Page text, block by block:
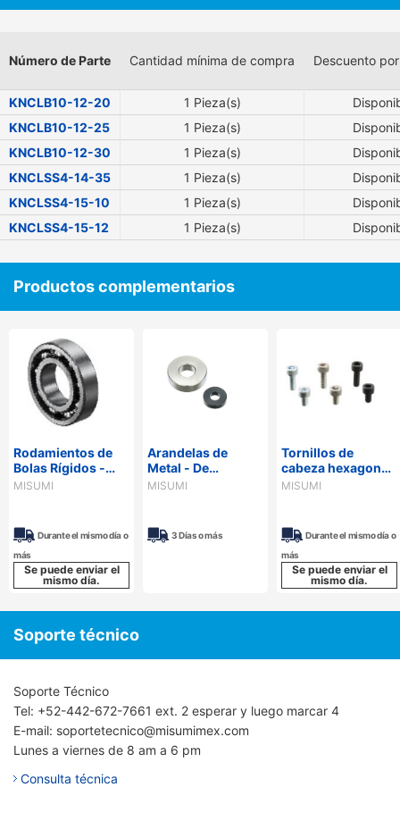
Número de Parte Cantidad mínima de compra Descuento
KNCLB10-12-20 1 Pieza(s)
KNCLB10-12-25
1 Pieza(s)
KNCLB10-12-30
1 Pieza(s)
KNCLSS4-14-35
1 Pieza(s)
KNCLSS4-15-10
1 Pieza(s)
KNCLSS4-15-12
1 Pieza(s)
Productos complementarios
Rodamientos de
Bolas Rígidos -
Abierto.
MISUMI
Durante el mismo día o
más
Se puede enviar el
mismo día.
Arandelas de
Metal - De
precisión,
MISUMI
3 Días o más
Tornillos de
cabeza hexagonal
o allen de cabeza
aluminio
MISUMI
Durante el mismo día o
más
Se puede enviar el
mismo día.
Soporte técnico
Soporte Técnico
Tel: +52-442-672-7661 ext. 2 esperar y luego marcar 4
E-mail: soportetecnico@misumimex.com
Lunes a viernes de 8 am a 6 pm
Consulta técnica